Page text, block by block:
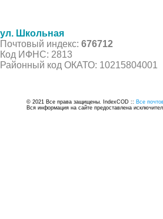
ул. Школьная
Почтовый индекс: 676712
Код ИФНС: 2813
Районный код ОКАТО: 10215804001
© 2021 Все права защищены. IndexCOD :: Все
Вся информация на сайте предоставлена